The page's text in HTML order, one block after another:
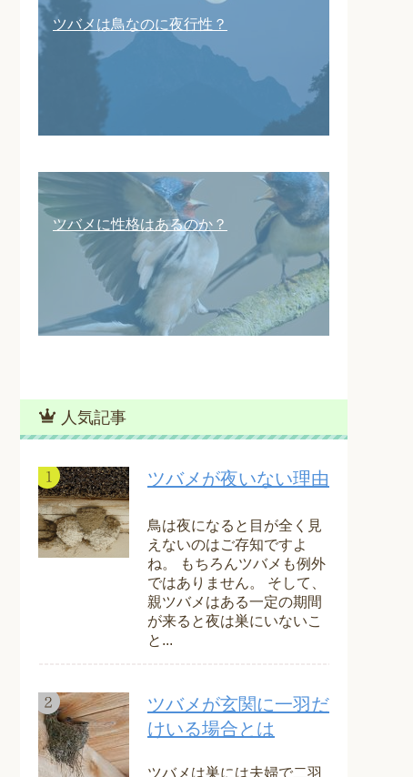
ツバメは鳥なのに夜行性？
ツバメに性格はあるのか？
人気記事
ツバメが夜いない理由
鳥は夜になると目が全く見
えないのはご存知ですよ
ね。 もちろんツバメも例外
ではありません。 そして、
親ツバメはある一定の期間
が来ると夜は巣にいないこ
と...
ツバメが玄関に一羽だ
けいる場合とは
ツバメは巣には夫婦で二羽